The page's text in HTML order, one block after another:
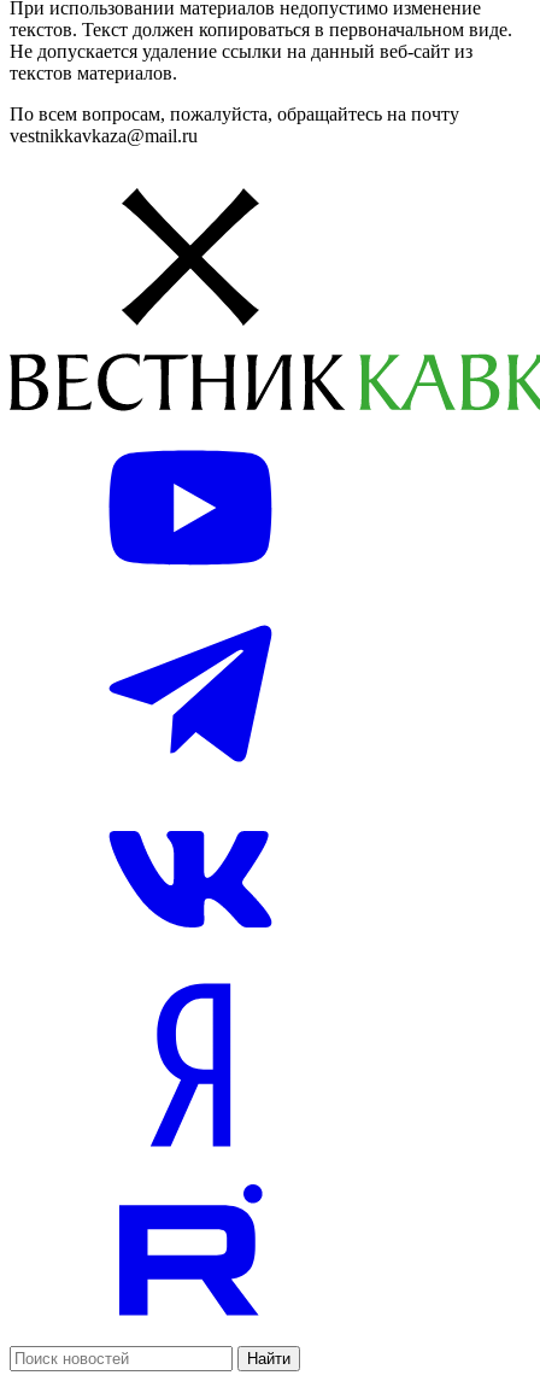
При использовании материалов недопустимо изменение
текстов. Текст должен копироваться в первоначальном виде.
Не допускается удаление ссылки на данный веб-сайт из
текстов материалов.
По всем вопросам, пожалуйста, обращайтесь на почту
vestnikkavkaza@mail.ru
Найти